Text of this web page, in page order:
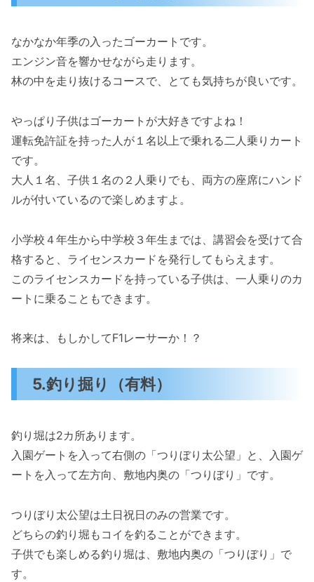
なかなか年季の入ったゴーカートです。
エンジン音を響かせながら走ります。
林の中を走り抜けるコースで、とても気持ちが良いです。
やっぱり子供はゴーカートが大好きですよね！
運転免許証を持った人が１名以上で乗れる二人乗りカート
です。
大人１名、子供１名の２人乗りでも、両方の座席にハンド
ルが付いているので楽しめますよ。
小学校４年生から中学校３年生までは、講習会を受けて合
格すると、ライセンスカードを発行してもらえます。
このライセンスカードを持っている子供は、一人乗りのカ
ートに乗ることもできます。
将来は、もしかしてF1レーサーか！？
5.釣り掘り（有料）
釣り堀は2カ所あります。
入園ゲートを入って右側の「つりぼり太公望」と、入園ゲ
ートを入って左方向、敷地内奥の「つりぼり」です。
つりぼり太公望は土日祝日のみの営業です。
どちらの釣り堀もコイを釣ることができます。
子供でも楽しめる釣り堀は、敷地内奥の「つりぼり」で
す。